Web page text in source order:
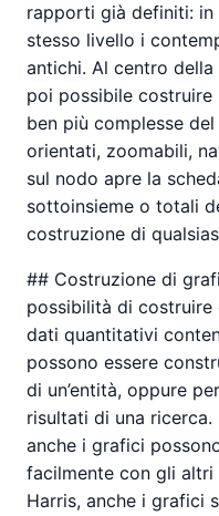
rapporti già definiti:
stesso livello i
antichi. Al centro
poi possibile
ben più complesse
orientati, zoomabili,
sul nodo apre la
sottoinsieme o totali
costruzione di
## Costruzione di
possibilità di
dati quantitativi
possono essere
di un’entità, oppure
risultati di una
anche i grafici
facilmente con gli
Harris, anche i grafici